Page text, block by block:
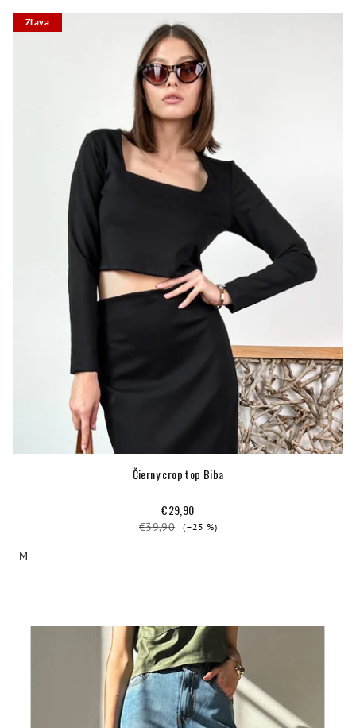
Zľava
Čierny crop top Biba
€29,90
€39,90 (–25 %)
M